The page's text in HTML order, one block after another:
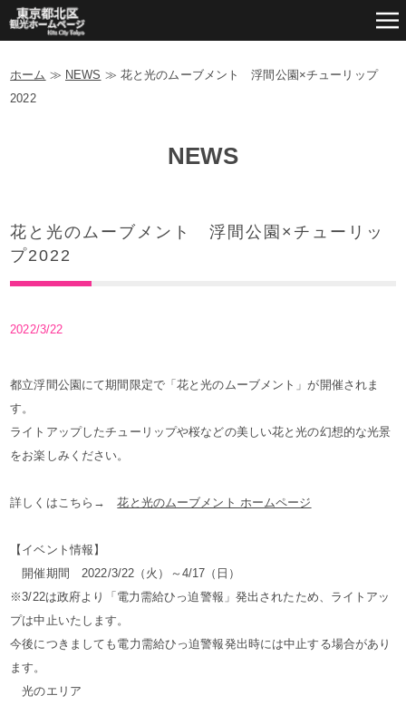
ホーム ≫ NEWS ≫ 花と光のムーブメント 浮間公園×チューリップ
2022
NEWS
花と光のムーブメント 浮間公園×チューリッ
プ2022
2022/3/22
都立浮間公園にて期間限定で「花と光のムーブメント」が開催されま
す。
ライトアップしたチューリップや桜などの美しい花と光の幻想的な光景
をお楽しみください。
詳しくはこちら→花と光のムーブメント ホームページ
【イベント情報】
開催期間 2022/3/22（火）～4/17（日）
※3/22は政府より「電力需給ひっ迫警報」発出されたため、ライトアッ
プは中止いたします。
今後につきましても電力需給ひっ迫警報発出時には中止する場合があり
ます。
光のエリア